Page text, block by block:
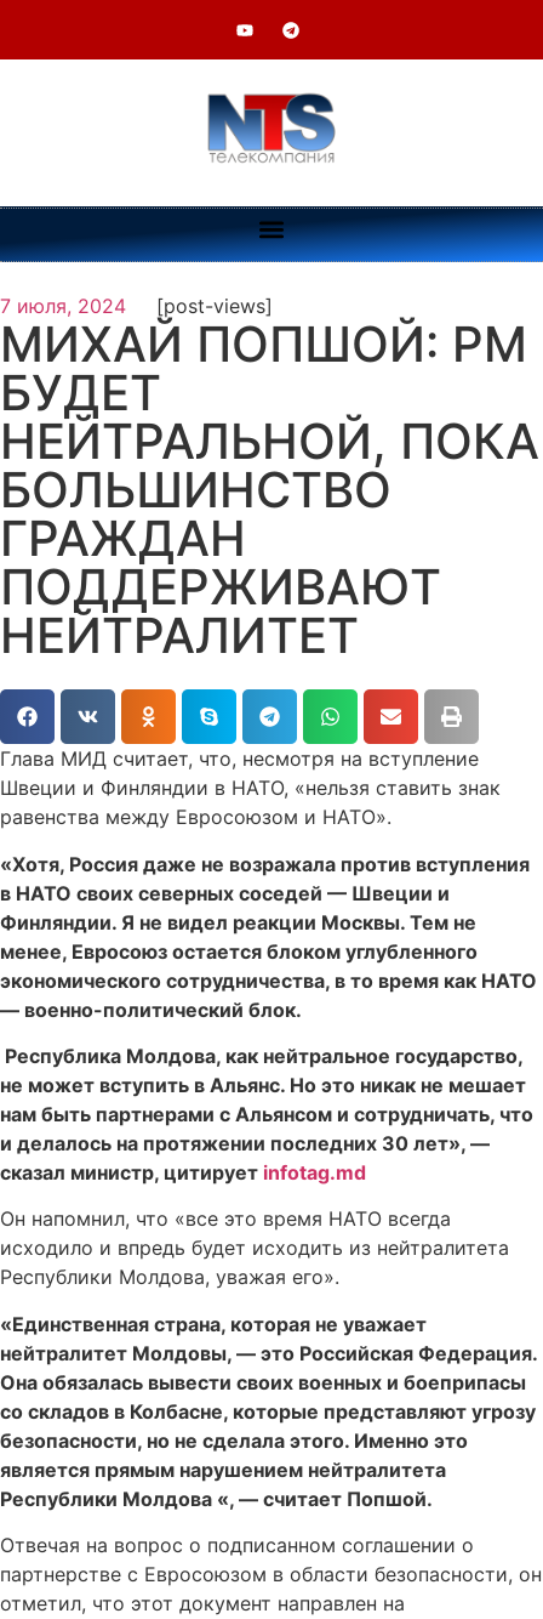
7 июля, 2024 [post-views]
МИХАЙ ПОПШОЙ: РМ
БУДЕТ
НЕЙТРАЛЬНОЙ, ПОКА
БОЛЬШИНСТВО
ГРАЖДАН
ПОДДЕРЖИВАЮТ
НЕЙТРАЛИТЕТ
Глава МИД считает, что, несмотря на вступление
Швеции и Финляндии в НАТО, «нельзя ставить знак
равенства между Евросоюзом и НАТО».
«Хотя, Россия даже не возражала против вступления
в НАТО своих северных соседей — Швеции и
Финляндии. Я не видел реакции Москвы. Тем не
менее, Евросоюз остается блоком углубленного
экономического сотрудничества, в то время как НАТО
— военно-политический блок.
Республика Молдова, как нейтральное государство,
не может вступить в Альянс. Но это никак не мешает
нам быть партнерами с Альянсом и сотрудничать, что
и делалось на протяжении последних 30 лет», —
сказал министр, цитирует infotag.md
Он напомнил, что «все это время НАТО всегда
исходило и впредь будет исходить из нейтралитета
Республики Молдова, уважая его».
«Единственная страна, которая не уважает
нейтралитет Молдовы, — это Российская Федерация.
Она обязалась вывести своих военных и боеприпасы
со складов в Колбасне, которые представляют угрозу
безопасности, но не сделала этого. Именно это
является прямым нарушением нейтралитета
Республики Молдова «, — считает Попшой.
Отвечая на вопрос о подписанном соглашении о
партнерстве с Евросоюзом в области безопасности, он
отметил, что этот документ направлен на